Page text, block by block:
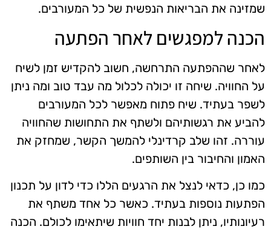
שמזינה את הבריאות הנפשית של כל המעורבים.
הכנה למפגשים לאחר הפתעה
לאחר שההפתעה התרחשה, חשוב להקדיש זמן לשיח
על החוויה. שיחה זו יכולה לכלול מה עבד טוב ומה ניתן
לשפר בעתיד. שיח פתוח מאפשר לכל המעורבים
להביע את רגשותיהם ולשתף את התחושות שהחוויה
עוררה. זהו שלב קרדינלי להמשך הקשר, שמחזק את
האמון והחיבור בין השותפים.
כמו כן, כדאי לנצל את הרגעים הללו כדי לדון על תכנון
הפתעות נוספות בעתיד. כאשר כל אחד משתף את
רעיונותיו, ניתן לבנות יחד חוויות שיתאימו לכולם. הכנה